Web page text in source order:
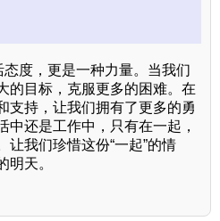
态度，更是一种力量。当我们
的目标，克服更多的困难。在
支持，让我们拥有了更多的勇
中还是工作中，只有在一起，
让我们珍惜这份“一起”的情
明天。